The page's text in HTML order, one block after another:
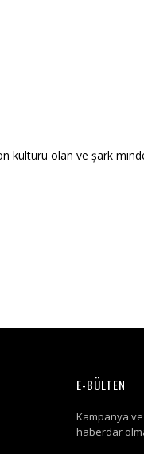
kültürü olan ve şark
E-BÜLTEN
Kampanya
haberdar